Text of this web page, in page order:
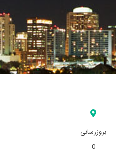
بروزرسانی
0